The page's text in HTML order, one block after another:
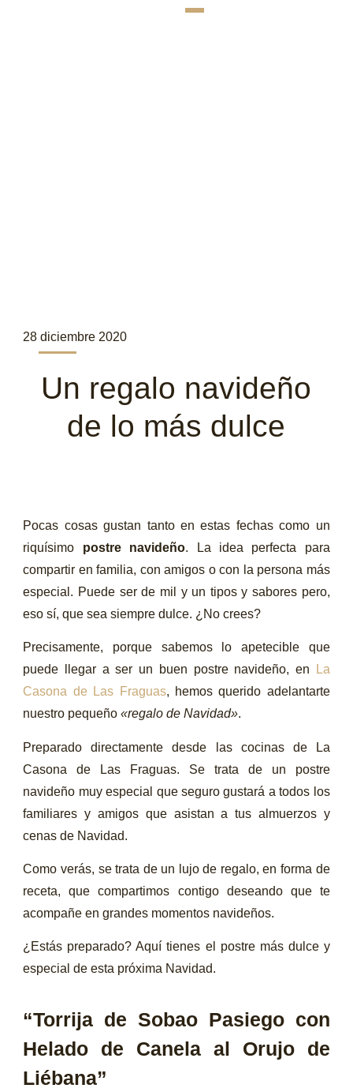
28 diciembre 2020
Un regalo navideño
de lo más dulce
Pocas cosas gustan tanto en estas fechas como un
riquísimo postre navideño. La idea perfecta para
compartir en familia, con amigos o con la persona más
especial. Puede ser de mil y un tipos y sabores pero,
eso sí, que sea siempre dulce. ¿No crees?
Precisamente, porque sabemos lo apetecible que
puede llegar a ser un buen postre navideño, en
La
Casona de Las Fraguas, hemos querido adelantarte
nuestro pequeño«regalo de Navidad».
Preparado directamente desde las cocinas de La
Casona de Las Fraguas. Se trata de un postre
navideño muy especial que seguro gustará a todos los
familiares y amigos que asistan a tus almuerzos y
cenas de Navidad.
Como verás, se trata de un lujo de regalo, en forma de
receta, que compartimos contigo deseando que te
acompañe en grandes momentos navideños.
¿Estás preparado? Aquí tienes el postre más dulce y
especial de esta próxima Navidad.
“Torrija de Sobao Pasiego con
Helado de Canela al Orujo de
Liébana”